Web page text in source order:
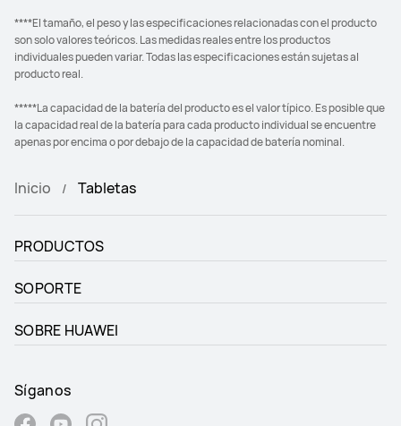
****El tamaño, el peso y las especificaciones relacionadas con el producto
son solo valores teóricos. Las medidas reales entre los productos
individuales pueden variar. Todas las especificaciones están sujetas al
producto real.
*****La capacidad de la batería del producto es el valor típico. Es posible que
la capacidad real de la batería para cada producto individual se encuentre
apenas por encima o por debajo de la capacidad de batería nominal.
Inicio Tabletas
PRODUCTOS
SOPORTE
SOBRE HUAWEI
Síganos